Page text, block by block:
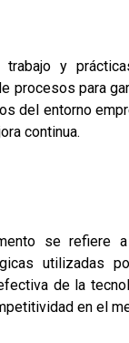
y
procesos para
del entorno
continua.
se refiere a
utilizadas
de la
en el